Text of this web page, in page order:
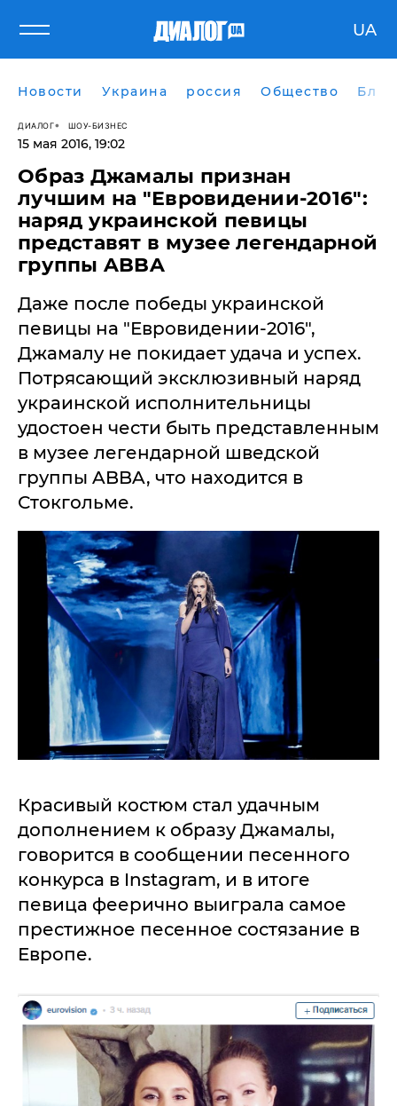
UA
Новости Украина россия Общество
ДИАЛОГ ШОУ-БИЗНЕС
15 мая 2016, 19:02
Образ Джамалы признан
лучшим на "Евровидении-2016":
наряд украинской певицы
представят в музее легендарной
группы ABBA
Даже после победы украинской
певицы на "Евровидении-2016",
Джамалу не покидает удача и успех.
Потрясающий эксклюзивный наряд
украинской исполнительницы
удостоен чести быть представленным
в музее легендарной шведской
группы ABBA, что находится в
Стокгольме.
Красивый костюм стал удачным
дополнением к образу Джамалы,
говорится в сообщении песенного
конкурса в Instagram, и в итоге
певица феерично выиграла самое
престижное песенное состязание в
Европе.